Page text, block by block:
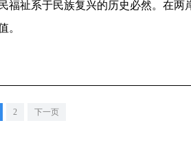
福祉系于民族复兴的历史必然。在两
。
2 下一页